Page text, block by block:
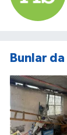
Bunlar